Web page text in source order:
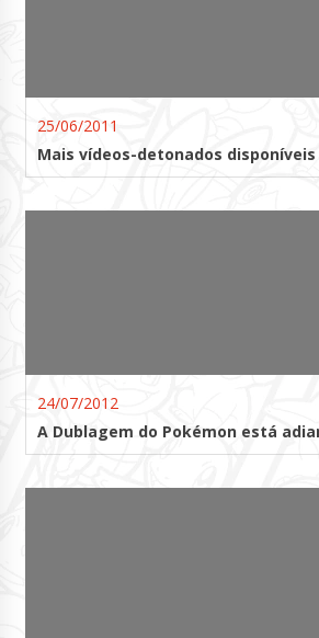
25/06/2011
Mais vídeos-detonados disponíveis
24/07/2012
A Dublagem do Pokémon está